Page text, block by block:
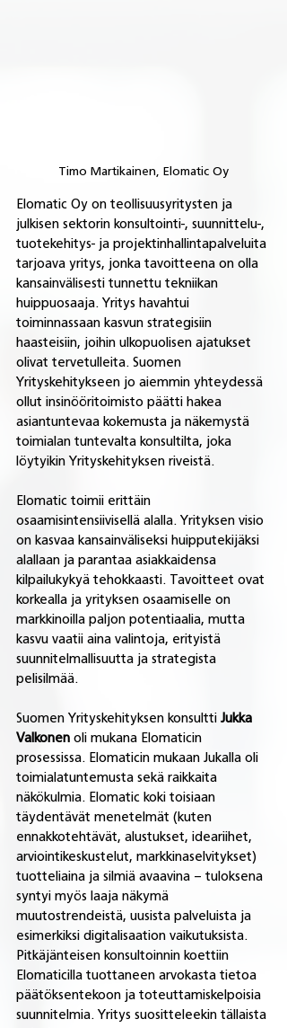
Timo Martikainen, Elomatic Oy
Elomatic Oy on teollisuusyritysten ja
julkisen sektorin konsultointi-, suunnittelu-,
tuotekehitys- ja projektinhallintapalveluita
tarjoava yritys, jonka tavoitteena on olla
kansainvälisesti tunnettu tekniikan
huippuosaaja. Yritys havahtui
toiminnassaan kasvun strategisiin
haasteisiin, joihin ulkopuolisen ajatukset
olivat tervetulleita. Suomen
Yrityskehitykseen jo aiemmin yhteydessä
ollut insinööritoimisto päätti hakea
asiantuntevaa kokemusta ja näkemystä
toimialan tuntevalta konsultilta, joka
löytyikin Yrityskehityksen riveistä.
Elomatic toimii erittäin
osaamisintensiivisellä alalla. Yrityksen visio
on kasvaa kansainväliseksi huipputekijäksi
alallaan ja parantaa asiakkaidensa
kilpailukykyä tehokkaasti. Tavoitteet ovat
korkealla ja yrityksen osaamiselle on
markkinoilla paljon potentiaalia, mutta
kasvu vaatii aina valintoja, erityistä
suunnitelmallisuutta ja strategista
pelisilmää.
Suomen Yrityskehityksen konsultti Jukka
Valkonen oli mukana Elomaticin
prosessissa. Elomaticin mukaan Jukalla oli
toimialatuntemusta sekä raikkaita
näkökulmia. Elomatic koki toisiaan
täydentävät menetelmät (kuten
ennakkotehtävät, alustukset, ideariihet,
arviointikeskustelut, markkinaselvitykset)
tuotteliaina ja silmiä avaavina – tuloksena
syntyi myös laaja näkymä
muutostrendeistä, uusista palveluista ja
esimerkiksi digitalisaation vaikutuksista.
Pitkäjänteisen konsultoinnin koettiin
Elomaticilla tuottaneen arvokasta tietoa
päätöksentekoon ja toteuttamiskelpoisia
suunnitelmia. Yritys suositteleekin tällaista